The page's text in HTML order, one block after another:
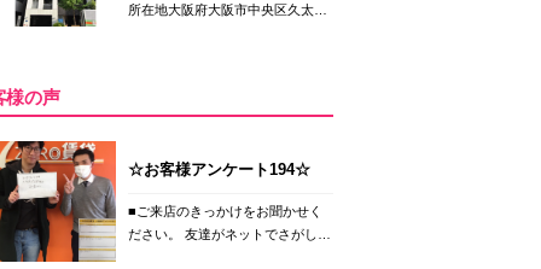
所在地大阪府大阪市中央区久太
様の声
☆お客様アンケート194☆
■ご来店のきっかけをお聞かせく
ださい。 友達がネットでさがし